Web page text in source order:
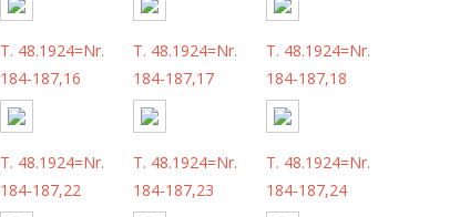
T. 48.1924=Nr.
184-187,16
T. 48.1924=Nr.
184-187,17
T. 48.1924=Nr.
184-187,18
T. 48.1924=Nr.
184-187,22
T. 48.1924=Nr.
184-187,23
T. 48.1924=Nr.
184-187,24